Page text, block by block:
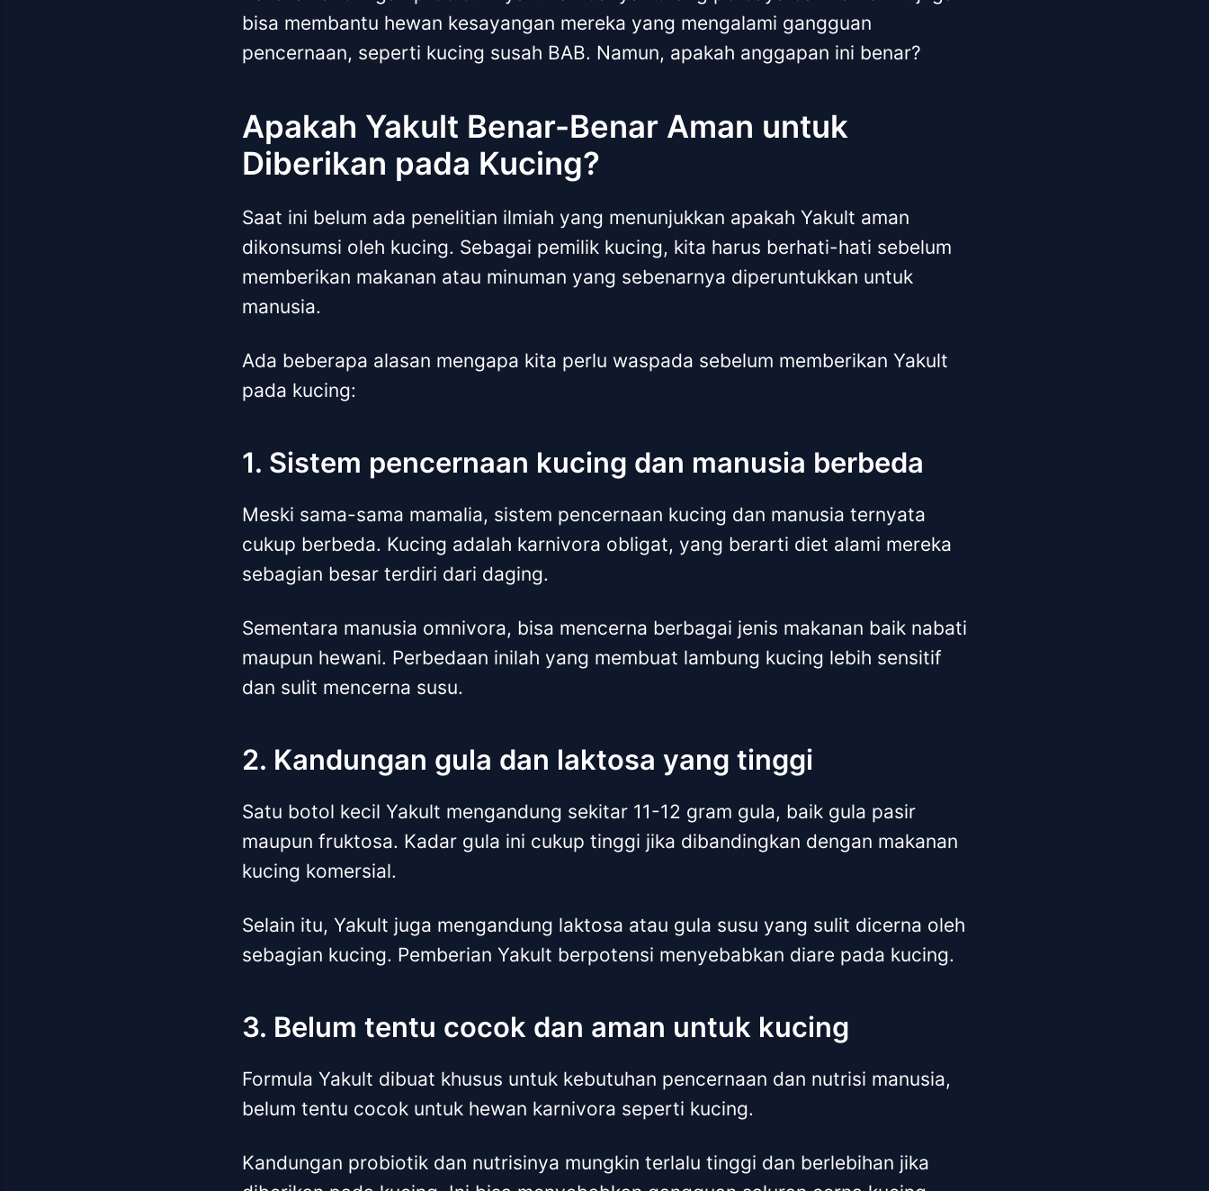
bisa membantu hewan kesayangan mereka yang mengalami gangguan
pencernaan, seperti kucing susah BAB. Namun, apakah anggapan ini benar?
Apakah Yakult Benar-Benar Aman untuk
Diberikan pada Kucing?
Saat ini belum ada penelitian ilmiah yang menunjukkan apakah Yakult aman
dikonsumsi oleh kucing. Sebagai pemilik kucing, kita harus berhati-hati sebelum
memberikan makanan atau minuman yang sebenarnya diperuntukkan untuk
manusia.
Ada beberapa alasan mengapa kita perlu waspada sebelum memberikan Yakult
pada kucing:
1. Sistem pencernaan kucing dan manusia berbeda
Meski sama-sama mamalia, sistem pencernaan kucing dan manusia ternyata
cukup berbeda. Kucing adalah karnivora obligat, yang berarti diet alami mereka
sebagian besar terdiri dari daging.
Sementara manusia omnivora, bisa mencerna berbagai jenis makanan baik nabati
maupun hewani. Perbedaan inilah yang membuat lambung kucing lebih sensitif
dan sulit mencerna susu.
2. Kandungan gula dan laktosa yang tinggi
Satu botol kecil Yakult mengandung sekitar 11-12 gram gula, baik gula pasir
maupun fruktosa. Kadar gula ini cukup tinggi jika dibandingkan dengan makanan
kucing komersial.
Selain itu, Yakult juga mengandung laktosa atau gula susu yang sulit dicerna oleh
sebagian kucing. Pemberian Yakult berpotensi menyebabkan diare pada kucing.
3. Belum tentu cocok dan aman untuk kucing
Formula Yakult dibuat khusus untuk kebutuhan pencernaan dan nutrisi manusia,
belum tentu cocok untuk hewan karnivora seperti kucing.
Kandungan probiotik dan nutrisinya mungkin terlalu tinggi dan berlebihan jika